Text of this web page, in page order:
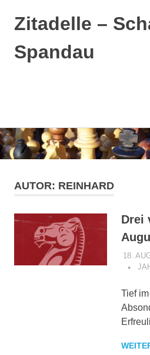
Zum
Inhalt
springen
Zitadelle –
Spandau
AUTOR: REINHARD
Drei
18.
Tief